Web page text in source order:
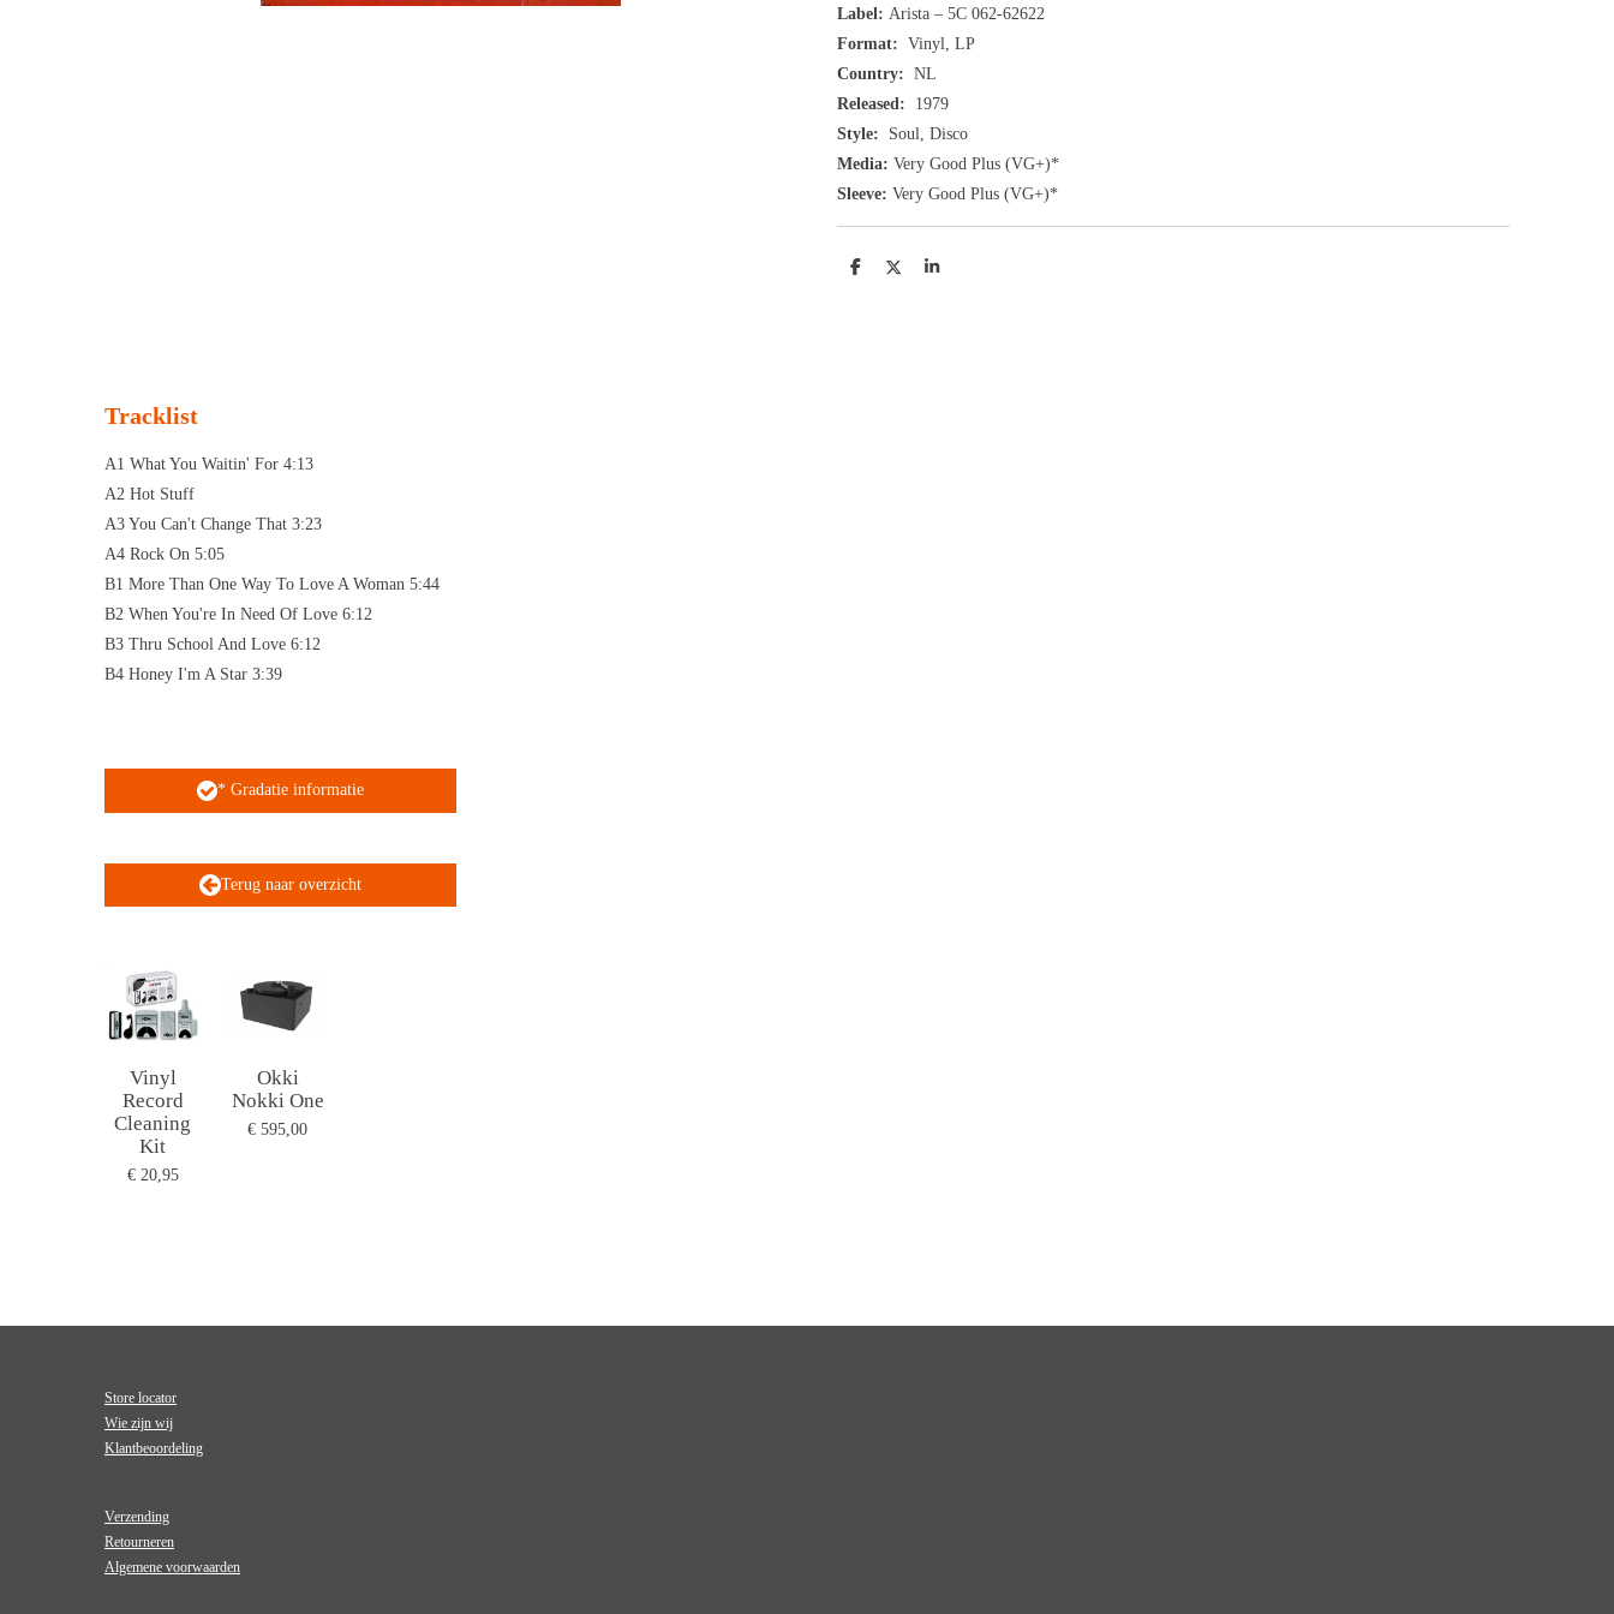
Label: Arista ‎– 5C 062-62622
Format: Vinyl, LP
Country: NL
Released: 1979
Style: Soul, Disco
Media: Very Good Plus (VG+)*
Sleeve: Very Good Plus (VG+)*
D
D
S
Tracklist
A1 What You Waitin' For 4:13
A2 Hot Stuff
A3 You Can't Change That 3:23
A4 Rock On 5:05
B1 More Than One Way To Love A Woman 5:44
B2 When You're In Need Of Love 6:12
B3 Thru School And Love 6:12
B4 Honey I'm A Star 3:39
* Gradatie informatie
Terug naar overzicht
Vinyl
Record
Cleaning
Kit
€ 20,95
Okki
Nokki One
€ 595,00
Store locator
Wie zijn wij
Klantbeoordeling
Verzending
Retourneren
Algemene voorwaarden